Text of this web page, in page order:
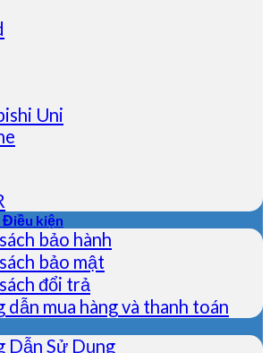
Uni
kiện
bảo hành
bảo mật
đổi trả
dẫn mua hàng và thanh toán
Dẫn Sử Dụng